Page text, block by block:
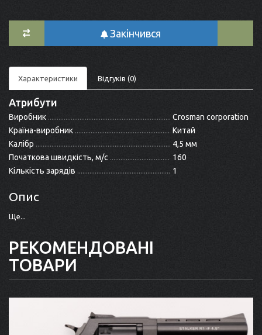
Закінчився
Характеристики Відгуків (0)
Атрибути
Виробник
Crosman corporation
Країна-виробник
Китай
Калібр
4,5 мм
Початкова швидкість, м/с
160
Кількість зарядів
1
Опис
Ще...
РЕКОМЕНДОВАНІ
ТОВАРИ